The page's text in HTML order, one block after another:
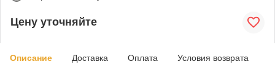
Цену уточняйте
Описание Доставка Оплата Условия возврата